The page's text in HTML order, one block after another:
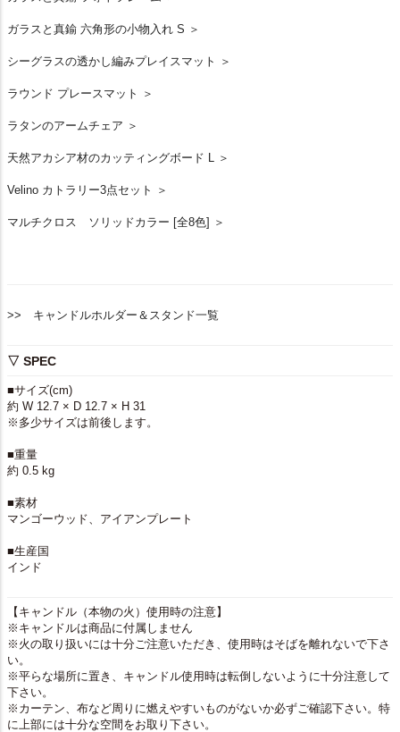
ガラスと真鍮 六角形の小物入れ S ＞
シーグラスの透かし編みプレイスマット ＞
ラウンド プレースマット ＞
ラタンのアームチェア ＞
天然アカシア材のカッティングボード L ＞
Velino カトラリー3点セット ＞
マルチクロス ソリッドカラー [全8色] ＞
>> キャンドルホルダー＆スタンド一覧
▽ SPEC
■サイズ(cm)
約 W 12.7 × D 12.7 × H 31
※多少サイズは前後します。
■重量
約 0.5 kg
■素材
マンゴーウッド、アイアンプレート
■生産国
インド
【キャンドル（本物の火）使用時の注意】
※キャンドルは商品に付属しません
※火の取り扱いには十分ご注意いただき、使用時はそばを離れないで下さ
い。
※平らな場所に置き、キャンドル使用時は転倒しないように十分注意して
下さい。
※カーテン、布など周りに燃えやすいものがないか必ずご確認下さい。特
に上部には十分な空間をお取り下さい。